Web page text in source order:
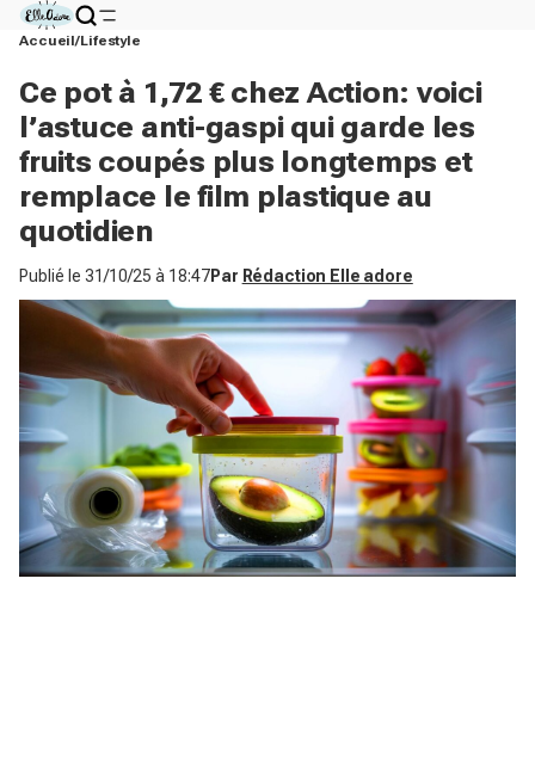
Accueil Lifestyle
Ce pot à 1,72 € chez Action: voici
l’astuce anti-gaspi qui garde les
fruits coupés plus longtemps et
remplace le film plastique au
quotidien
Publié le 31/10/25 à 18:47Par Rédaction Elle adore